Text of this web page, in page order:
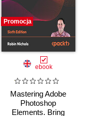
Promocja
ebook
Mastering Adobe
Photoshop
Elements. Bring